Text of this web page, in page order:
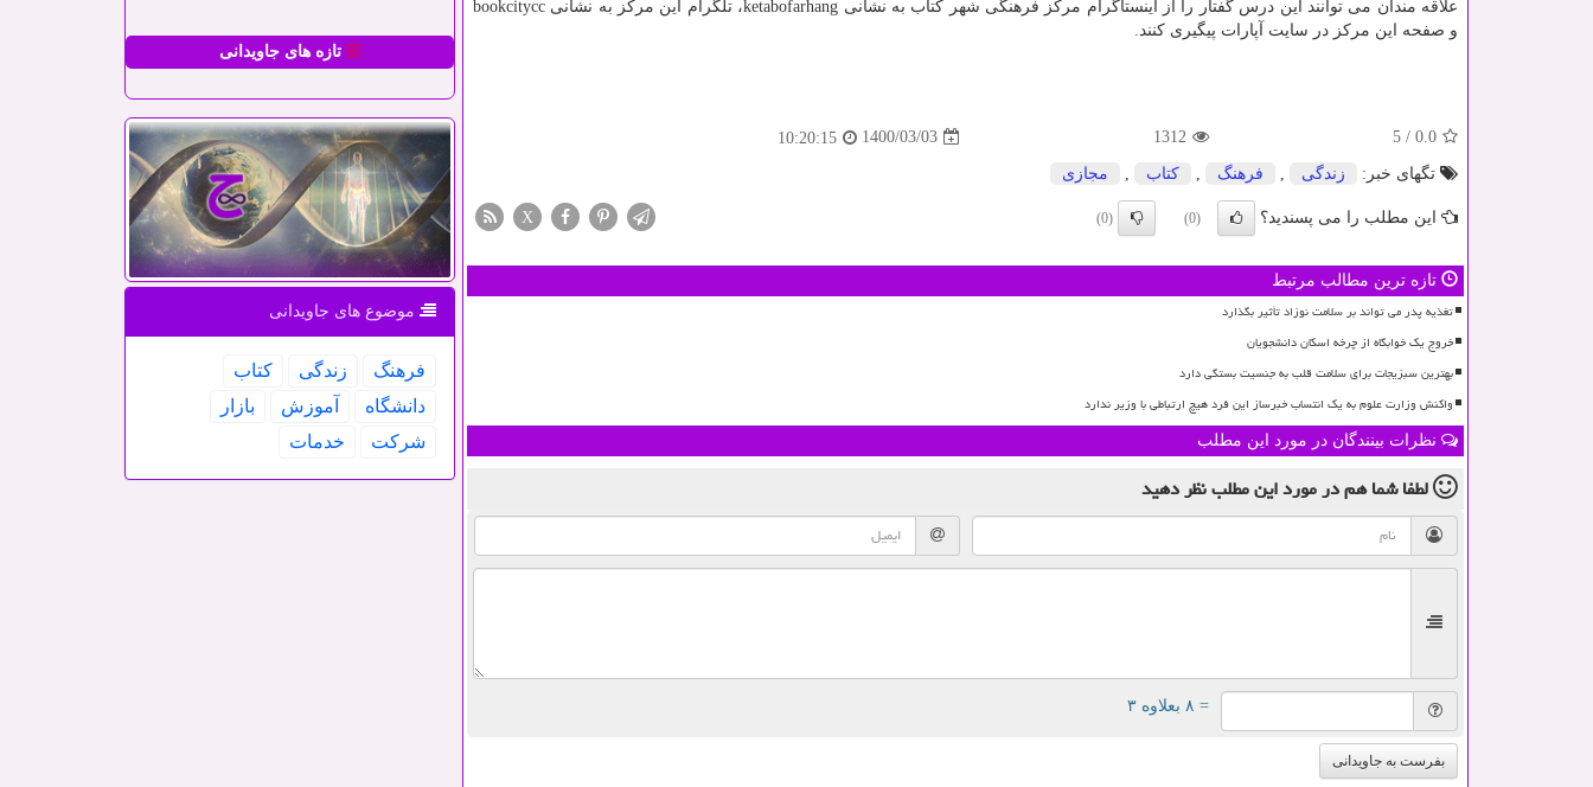
علاقه مندان می توانند این درس گفتار را از اینستاگرام مرکز فرهنگی شهر کتاب به نشانی ketabofarhang، تلگرام این مرکز به نشانی bookcitycc
و صفحه این مرکز در سایت آپارات پیگیری کنند.
0.0
/
5
1312
1400/03/03
10:20:15
تگهای خبر:
زندگی فرهنگ كتاب مجازی
این مطلب را می پسندید؟ (0)
(0)
X
تازه ترین مطالب مرتبط
تغذیه پدر می تواند بر سلامت نوزاد تأثیر بگذارد
خروج یک خوابگاه از چرخه اسکان دانشجویان
بهترین سبزیجات برای سلامت قلب به جنسیت بستگی دارد
واکنش وزارت علوم به یک انتساب خبرساز این فرد هیچ ارتباطی با وزیر ندارد
نظرات بینندگان در مورد این مطلب
لطفا شما همدر مورد این مطلبنظر دهید
= ۸ بعلاوه ۳
بفرست به جاویدانی
تازه های جاویدانی
موضوع های جاویدانی
فرهنگ زندگی
كتاب
دانشگاه
آموزش
بازار
شركت
خدمات